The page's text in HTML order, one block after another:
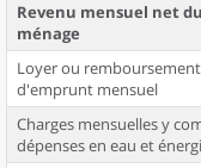
Revenu mensuel net du
ménage
Loyer ou remboursement
d'emprunt mensuel
Charges mensuelles y
dépenses en eau et